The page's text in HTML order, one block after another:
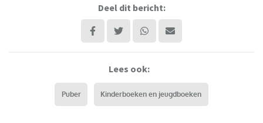
Deel dit bericht:
Lees ook:
Puber Kinderboeken en jeugdboeken